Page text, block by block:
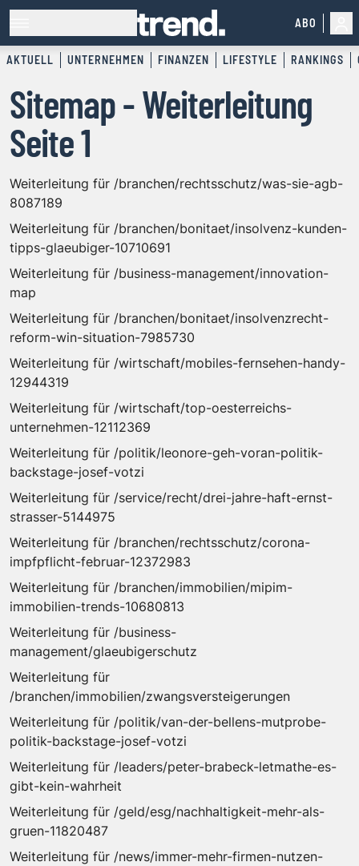
ABO
AKTUELL UNTERNEHMEN FINANZEN LIFESTYLE RANKINGS
Sitemap - Weiterleitung
Seite 1
Weiterleitung für /branchen/rechtsschutz/was-sie-agb-
8087189
Weiterleitung für /branchen/bonitaet/insolvenz-kunden-
tipps-glaeubiger-10710691
Weiterleitung für /business-management/innovation-
map
Weiterleitung für /branchen/bonitaet/insolvenzrecht-
reform-win-situation-7985730
Weiterleitung für /wirtschaft/mobiles-fernsehen-handy-
12944319
Weiterleitung für /wirtschaft/top-oesterreichs-
unternehmen-12112369
Weiterleitung für /politik/leonore-geh-voran-politik-
backstage-josef-votzi
Weiterleitung für /service/recht/drei-jahre-haft-ernst-
strasser-5144975
Weiterleitung für /branchen/rechtsschutz/corona-
impfpflicht-februar-12372983
Weiterleitung für /branchen/immobilien/mipim-
immobilien-trends-10680813
Weiterleitung für /business-
management/glaeubigerschutz
Weiterleitung für
/branchen/immobilien/zwangsversteigerungen
Weiterleitung für /politik/van-der-bellens-mutprobe-
politik-backstage-josef-votzi
Weiterleitung für /leaders/peter-brabeck-letmathe-es-
gibt-kein-wahrheit
Weiterleitung für /geld/esg/nachhaltigkeit-mehr-als-
gruen-11820487
Weiterleitung für /news/immer-mehr-firmen-nutzen-